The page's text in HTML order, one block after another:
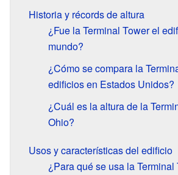
Historia y récords de altura
¿Fue la Terminal Tower el
mundo?
¿Cómo se compara la
edificios en Estados Unidos?
¿Cuál es la altura de la
Ohio?
Usos y características del edificio
¿Para qué se usa la Terminal